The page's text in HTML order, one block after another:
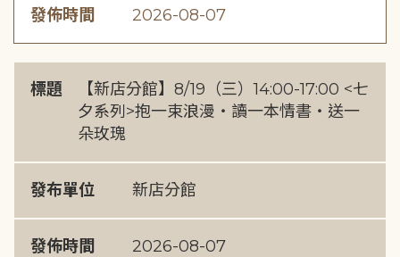
發佈時間 2026-08-07
標題
【新店分館】8/19（三）14:00-17:00 <七
夕系列>抱一束浪漫・讀一本情書・送一
朵玫瑰
發布單位 新店分館
發佈時間 2026-08-07